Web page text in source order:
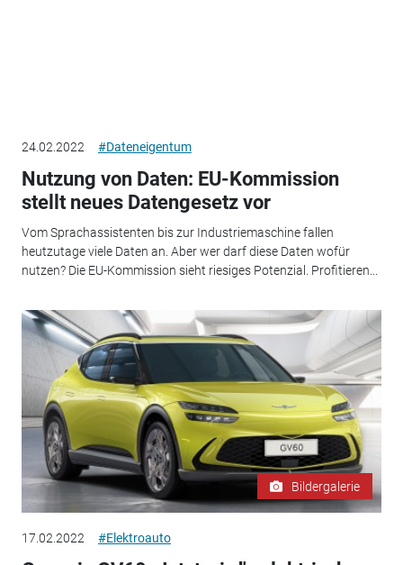
24.02.2022 #Dateneigentum
Nutzung von Daten: EU-Kommission
stellt neues Datengesetz vor
Vom Sprachassistenten bis zur Industriemaschine fallen
heutzutage viele Daten an. Aber wer darf diese Daten wofür
nutzen? Die EU-Kommission sieht riesiges Potenzial. Profitieren...
Bildergalerie
17.02.2022 #Elektroauto